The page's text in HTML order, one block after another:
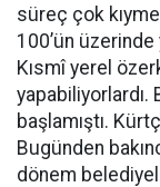
süreç çok
100’ün
Kısmî yerel
başlamıştı.
Bugünden
dönem